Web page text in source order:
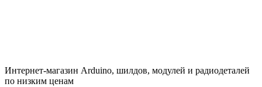
Интернет-магазин Arduino, шилдов, модулей и радиодеталей
по низким ценам